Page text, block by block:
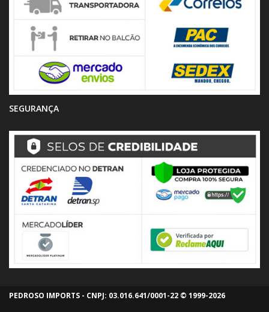
SEGURANÇA
PEDROSO IMPORTS - CNPJ: 03.016.641/0001-22 © 1999-2026